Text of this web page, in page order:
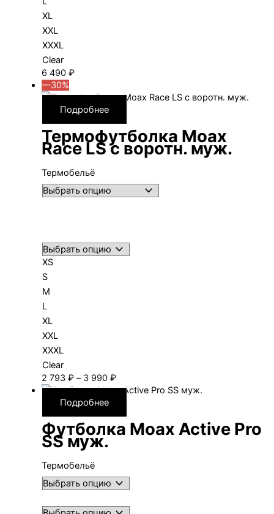
XL
XXL
XXXL
Clear
6 490 ₽
—30%
Подробнее
Термофутболка Moax
Race LS с воротн. муж.
Термобельё
XS
S
M
L
XL
XXL
XXXL
Clear
2 793 ₽ – 3 990 ₽Диапазон
цен:
–
3 990 ₽
Подробнее
Футболка Moax Active Pro
SS муж.
Термобельё